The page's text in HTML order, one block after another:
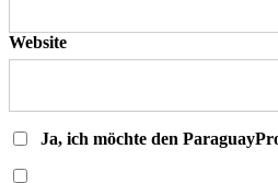
Website
Ja, ich möchte den